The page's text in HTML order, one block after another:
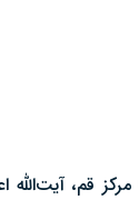
قم،